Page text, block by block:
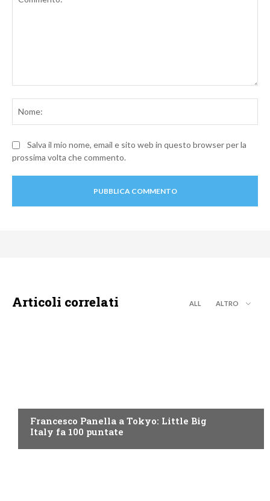
Salva il mio nome, email e sito web in questo browser per la
prossima volta che commento.
Articoli correlati ALL ALTRO
Francesco Panella a Tokyo: Little Big
Italy fa 100 puntate